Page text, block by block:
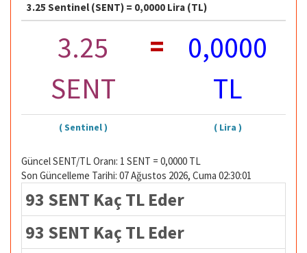
3.25 Sentinel (SENT) = 0,0000 Lira (TL)
3.25
SENT
=
0,0000
TL
( Sentinel ) ( Lira )
Güncel SENT/TL Oranı: 1 SENT = 0,0000 TL
Son Güncelleme Tarihi: 07 Ağustos 2026, Cuma 02:30:01
93 SENT Kaç TL Eder
93 SENT Kaç TL Eder